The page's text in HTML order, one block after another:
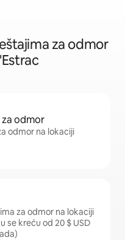
za odmor
odmor
odmor na lokaciji
za odmor na lokaciji
se kreću od 20 $ USD